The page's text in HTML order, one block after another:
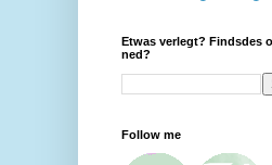
Etwas verlegt? Findsdes
ned?
Follow me